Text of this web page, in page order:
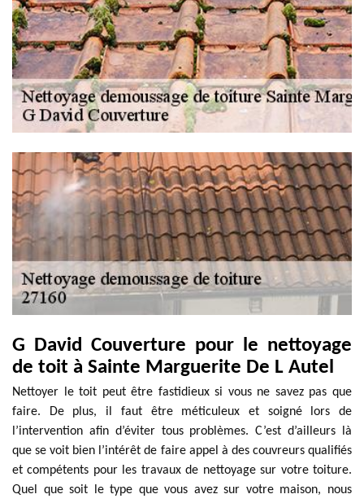
G David Couverture pour le nettoyage
de toit à Sainte Marguerite De L Autel
Nettoyer le toit peut être fastidieux si vous ne savez pas que
faire. De plus, il faut être méticuleux et soigné lors de
l’intervention afin d’éviter tous problèmes. C’est d’ailleurs là
que se voit bien l’intérêt de faire appel à des couvreurs qualifiés
et compétents pour les travaux de nettoyage sur votre toiture.
Quel que soit le type que vous avez sur votre maison, nous